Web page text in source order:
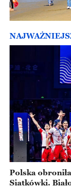
Polska
Siatkówki.